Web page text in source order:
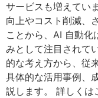
サービスも増えてい
向上やコスト削減、
ことから、AI 自動化
みとして注目されて
的な考え方から、従
具体的な活用事例、
説します。 詳しくは